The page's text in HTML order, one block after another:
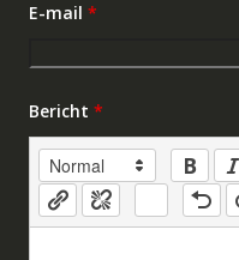
E-mail *
Bericht *